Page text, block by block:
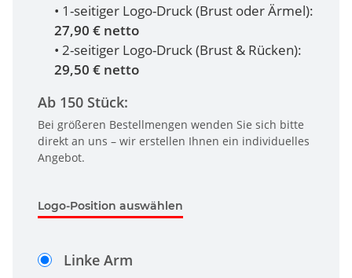
• 1-seitiger Logo-Druck (Brust oder Ärmel):
27,90 € netto
• 2-seitiger Logo-Druck (Brust & Rücken):
29,50 € netto
Ab 150 Stück:
Bei größeren Bestellmengen wenden Sie sich bitte
direkt an uns – wir erstellen Ihnen ein individuelles
Angebot.
Logo-Position auswählen
Linke Arm